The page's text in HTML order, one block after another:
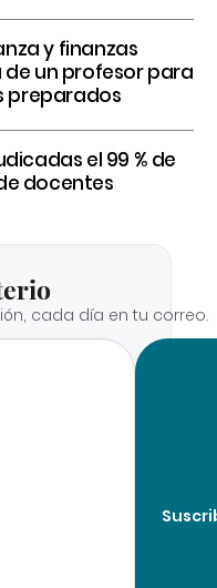
y finanzas
un profesor para
preparados
el 99 % de
docentes
cada día en tu correo.